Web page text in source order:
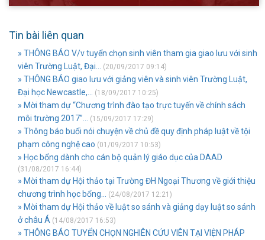
Tin bài liên quan
» THÔNG BÁO V/v tuyển chọn sinh viên tham gia giao lưu với sinh
viên Trường Luật, Đại...
(20/09/2017 09:14)
» THÔNG BÁO giao lưu với giảng viên và sinh viên Trường Luật,
Đại học Newcastle,...
(18/09/2017 10:25)
» Mời tham dự “Chương trình đào tạo trực tuyến về chính sách
môi trường 2017”...
(15/09/2017 17:29)
» Thông báo buổi nói chuyện về chủ đề quy định pháp luật về tội
phạm công nghệ cao (01/09/2017 10:53)
» Học bổng dành cho cán bộ quản lý giáo dục của DAAD
(31/08/2017 16:44)
» Mời tham dự Hội thảo tại Trường ĐH Ngoại Thương về giới thiệu
chương trình học bổng...
(24/08/2017 12:21)
» Mời tham dự Hội thảo về luật so sánh và giảng dạy luật so sánh
ở châu Á (14/08/2017 16:53)
» THÔNG BÁO TUYỂN CHỌN NGHIÊN CỨU VIÊN TẠI VIỆN PHÁP